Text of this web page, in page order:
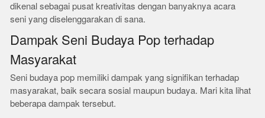
dikenal sebagai pusat kreativitas dengan banyaknya acara
seni yang diselenggarakan di sana.
Dampak Seni Budaya Pop terhadap
Masyarakat
Seni budaya pop memiliki dampak yang signifikan terhadap
masyarakat, baik secara sosial maupun budaya. Mari kita lihat
beberapa dampak tersebut.